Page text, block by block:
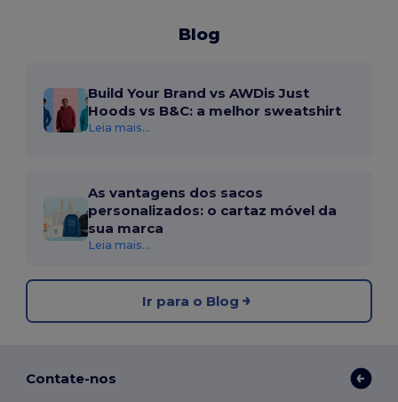
Blog
Build Your Brand vs AWDis Just
Hoods vs B&C: a melhor sweatshirt
Leia mais...
As vantagens dos sacos
personalizados: o cartaz móvel da
sua marca
Leia mais...
Ir para o Blog
Contate-nos